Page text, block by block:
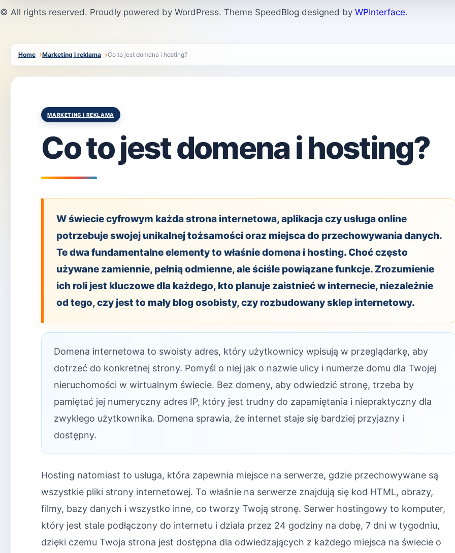
© All rights reserved. Proudly powered by WordPress. Theme SpeedBlog designed by WPInterface.
Home Marketing i reklama Co to jest domena i hosting?
Posted
MARKETING I REKLAMA
Co to jest domena i hosting?
W świecie cyfrowym każda strona internetowa, aplikacja czy usługa online
potrzebuje swojej unikalnej tożsamości oraz miejsca do przechowywania danych.
Te dwa fundamentalne elementy to właśnie domena i hosting. Choć często
używane zamiennie, pełnią odmienne, ale ściśle powiązane funkcje. Zrozumienie
ich roli jest kluczowe dla każdego, kto planuje zaistnieć w internecie, niezależnie
od tego, czy jest to mały blog osobisty, czy rozbudowany sklep internetowy.
Domena internetowa to swoisty adres, który użytkownicy wpisują w przeglądarkę, aby
dotrzeć do konkretnej strony. Pomyśl o niej jak o nazwie ulicy i numerze domu dla Twojej
nieruchomości w wirtualnym świecie. Bez domeny, aby odwiedzić stronę, trzeba by
pamiętać jej numeryczny adres IP, który jest trudny do zapamiętania i niepraktyczny dla
zwykłego użytkownika. Domena sprawia, że internet staje się bardziej przyjazny i
dostępny.
Hosting natomiast to usługa, która zapewnia miejsce na serwerze, gdzie przechowywane są
wszystkie pliki strony internetowej. To właśnie na serwerze znajdują się kod HTML, obrazy,
filmy, bazy danych i wszystko inne, co tworzy Twoją stronę. Serwer hostingowy to komputer,
który jest stale podłączony do internetu i działa przez 24 godziny na dobę, 7 dni w tygodniu,
dzięki czemu Twoja strona jest dostępna dla odwiedzających z każdego miejsca na świecie o